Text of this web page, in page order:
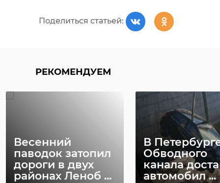
Поделиться статьей:
РЕКОМЕНДУЕМ
Весенний
паводок затопил
дороги в двух
районах Леноб ...
В
Обводного
канала
автомобил ...